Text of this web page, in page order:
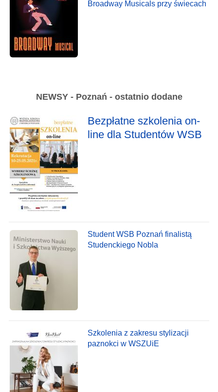
Broadway Musicals przy świecach
NEWSY - Poznań - ostatnio dodane
Bezpłatne szkolenia on-
line dla Studentów WSB
Student WSB Poznań finalistą
Studenckiego Nobla
Szkolenia z zakresu stylizacji
paznokci w WSZUiE